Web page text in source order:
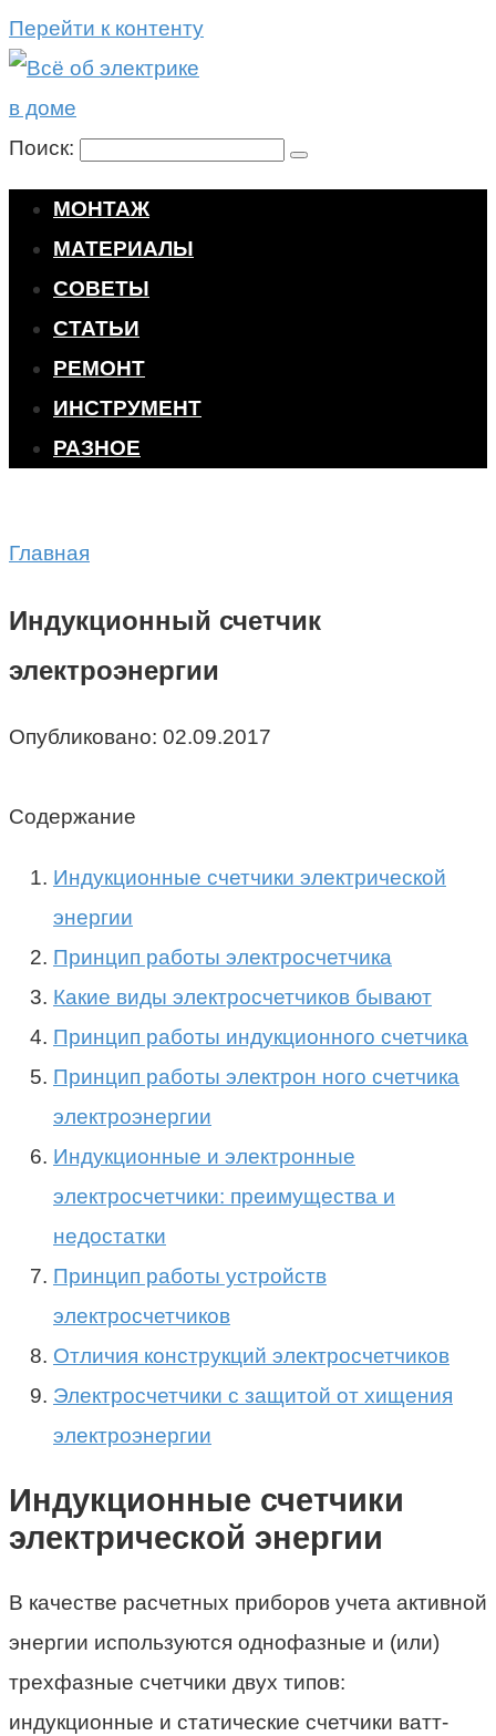
Перейти к контенту
Поиск:
МОНТАЖ
МАТЕРИАЛЫ
СОВЕТЫ
СТАТЬИ
РЕМОНТ
ИНСТРУМЕНТ
РАЗНОЕ
Главная
Индукционный счетчик
электроэнергии
Опубликовано: 02.09.2017
Содержание
Индукционные счетчики электрической
энергии
Принцип работы электросчетчика
Какие виды электросчетчиков бывают
Принцип работы индукционного счетчика
Принцип работы электрон ного счетчика
электроэнергии
Индукционные и электронные
электросчетчики: преимущества и
недостатки
Принцип работы устройств
электросчетчиков
Отличия конструкций электросчетчиков
Электросчетчики с защитой от хищения
электроэнергии
Индукционные счетчики
электрической энергии
В качестве расчетных приборов учета активной
энергии используются однофазные и (или)
трехфазные счетчики двух типов:
индукционные и статические счетчики ватт-